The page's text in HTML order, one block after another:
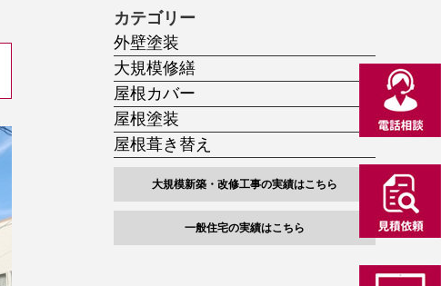
カテゴリー
外壁塗装
大規模修繕
屋根カバー
屋根塗装
屋根葺き替え
大規模新築・改修工事の実績はこちら
一般住宅の実績はこちら